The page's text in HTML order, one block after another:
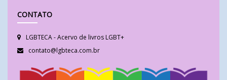
CONTATO
LGBTECA - Acervo de livros LGBT+
contato@lgbteca.com.br